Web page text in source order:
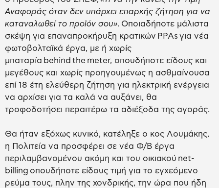
Αναφοράς όταν δεν υπάρχει επαρκής ζήτηση για να
καταναλωθεί το προϊόν σου». Οποιαδήποτε μάλιστα
σκέψη για επαναπροκήρυξη κρατικών PPAs για νέα
φωτοβολταϊκά έργα, με ή χωρίς
μπαταρία behind the meter, οπουδήποτε είδους και
μεγέθους και χωρίς προηγουμένως η ασθμαίνουσα
επί 18 έτη ελεύθερη ζήτηση για ηλεκτρική ενέργεια
να αρχίσει για τα καλά να αυξάνει, θα
τροφοδοτήσει περαιτέρω τα αδιέξοδα της αγοράς.
Θα ήταν εξόχως κυνικό, κατέληξε ο κος Λουμάκης,
η Πολιτεία να προσφέρει σε νέα Φ/Β έργα
περιλαμβανομένου ακόμη και του οικιακού net-
billing οπουδήποτε είδους τιμή για το εγχεόμενο
ρεύμα τους, πλην της χονδρικής, την ώρα που ήδη